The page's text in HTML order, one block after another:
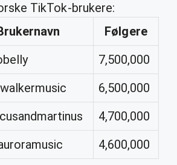
TikTok-brukere:
Følgere
7,500,000
6,500,000
4,700,000
4,600,000